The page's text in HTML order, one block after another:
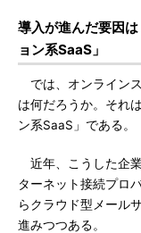
導入が進んだ要因
ョン系SaaS」
では、オンライン
は何だろうか。それ
ン系SaaS」である。
近年、こうした企
ターネット接続プロ
らクラウド型メール
進みつつある。